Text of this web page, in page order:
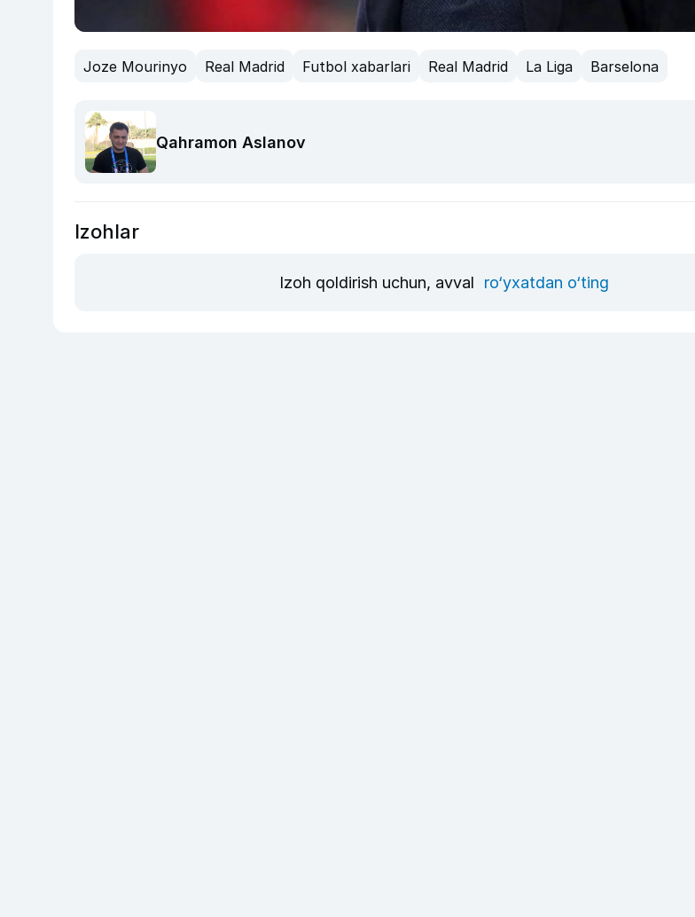
Joze Mourinyo Real Madrid Futbol xabarlari Real Madrid La Liga Barselona
Qahramon Aslanov
Izohlar
Izoh qoldirish uchun, avval ro‘yxatdan o‘ting